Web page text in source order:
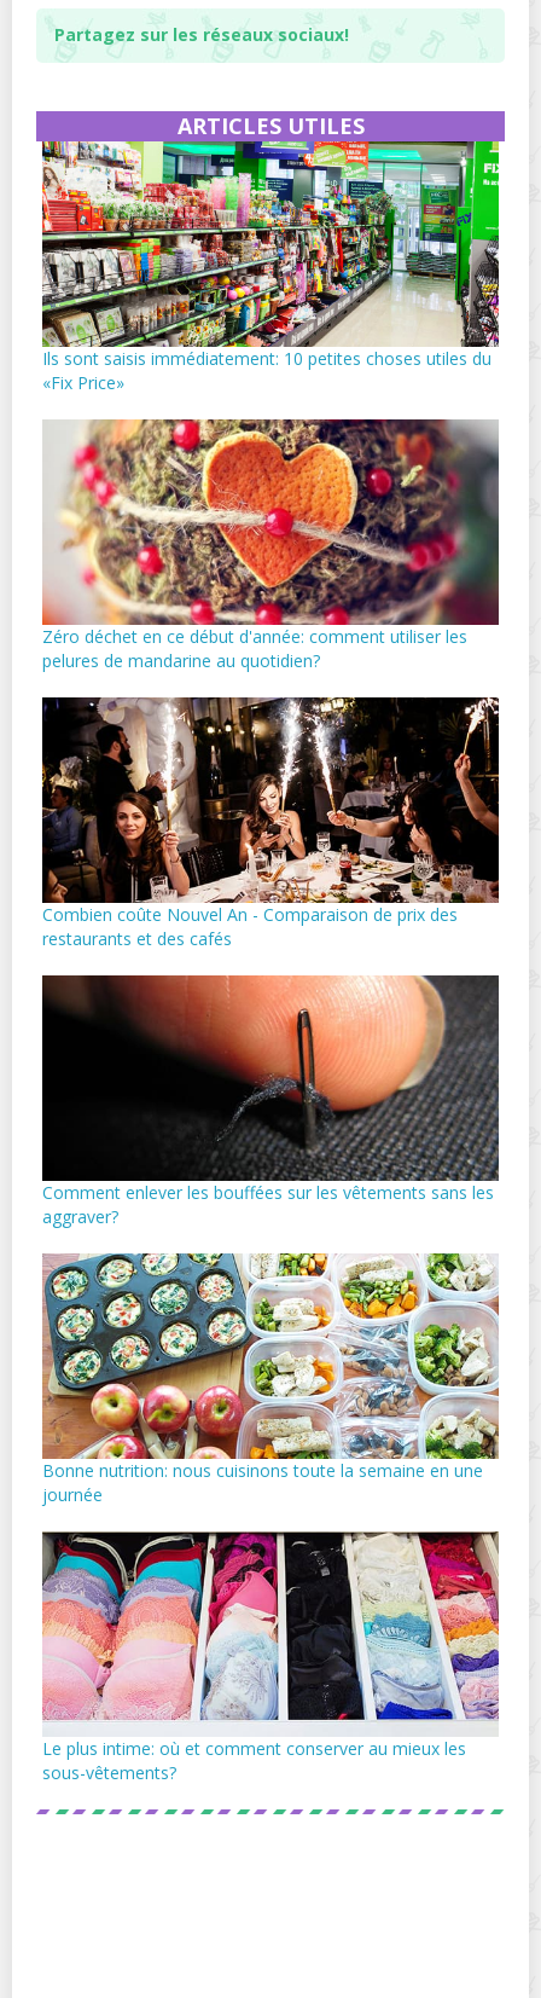
Partagez sur les réseaux sociaux!
ARTICLES UTILES
Ils sont saisis immédiatement: 10 petites choses utiles du
«Fix Price»
Zéro déchet en ce début d'année: comment utiliser les
pelures de mandarine au quotidien?
Combien coûte Nouvel An - Comparaison de prix des
restaurants et des cafés
Comment enlever les bouffées sur les vêtements sans les
aggraver?
Bonne nutrition: nous cuisinons toute la semaine en une
journée
Le plus intime: où et comment conserver au mieux les
sous-vêtements?